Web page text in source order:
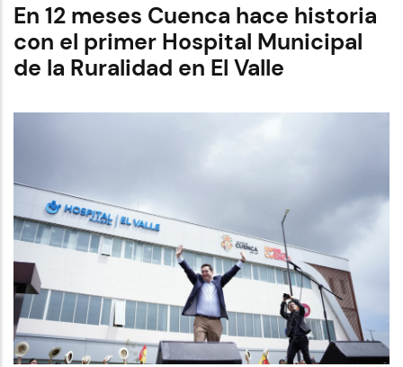
se
invertido
para
renovar
En 12 meses Cuenca hace historia
con el primer Hospital Municipal
de la Ruralidad en El Valle